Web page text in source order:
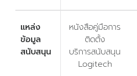
แหล่ง
ข้อมูล
สนับสนุน
หนังสือคู่มือการ
ติดตั้ง
บริการสนับสนุน
Logitech